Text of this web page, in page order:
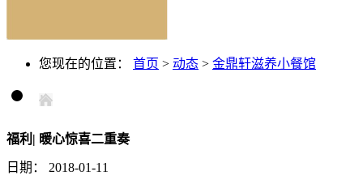
您现在的位置： 首页 > 动态 > 金鼎轩滋养小餐馆
福利| 暖心惊喜二重奏
日期： 2018-01-11